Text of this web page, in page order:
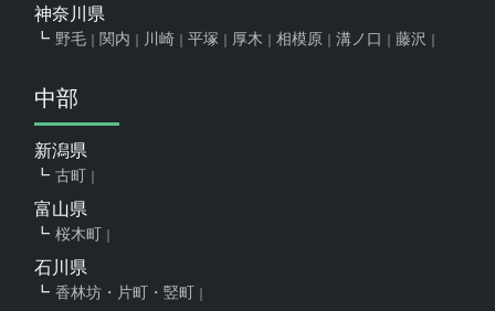
神奈川県
野毛 関内 川崎 平塚 厚木 相模原 溝ノ口 藤沢
中部
新潟県
古町
富山県
桜木町
石川県
香林坊・片町・竪町